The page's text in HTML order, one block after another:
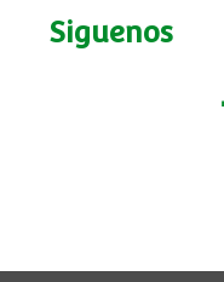
Siguenos